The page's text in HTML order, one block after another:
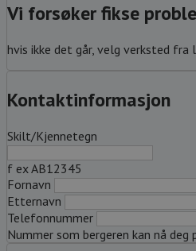
Vi forsøker fikse
hvis ikke det går, velg verksted fra
Kontaktinformasjon
Skilt/Kjennetegn
f ex AB12345
Fornavn
Etternavn
Telefonnummer
Nummer som bergeren kan nå deg